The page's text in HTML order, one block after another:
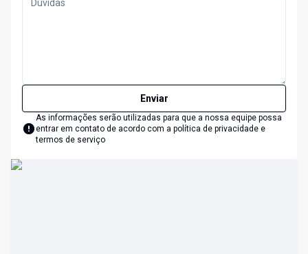
Enviar
As informações serão utilizadas para que a nossa equipe possa
entrar em contato de acordo com a política de privacidade e
termos de serviço